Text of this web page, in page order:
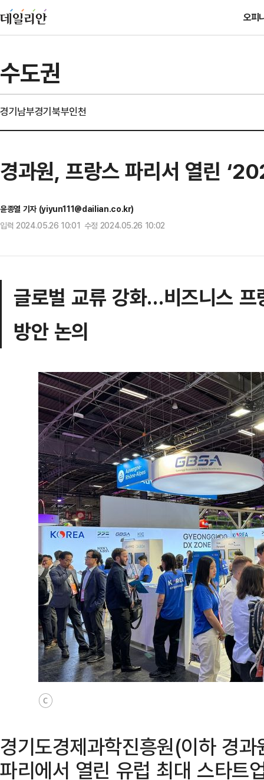
오피
수도권
경기남부경기북부인천
경과원, 프랑스 파리서 열린
윤종열 기자 (yiyun111@dailian.co.kr)
입력 2024.05.26 10:01 수정 2024.05.26 10:02
글로벌 교류 강화…비즈니스 프
방안 논의
ⓒ
경기도경제과학진흥원(이하 경
파리에서 열린 유럽 최대 스타트